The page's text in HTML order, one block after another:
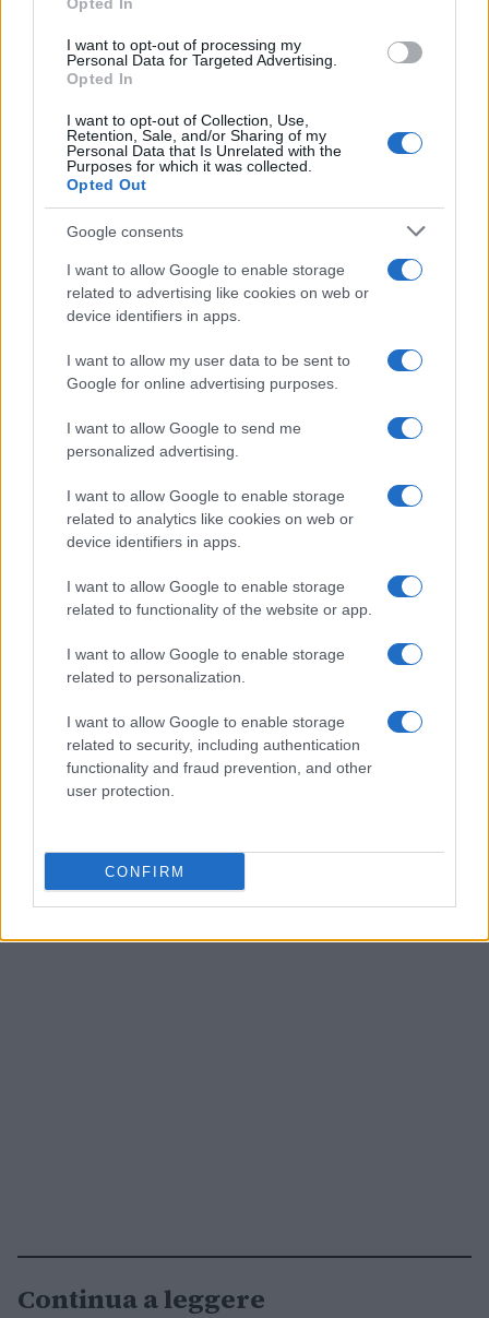
I want to opt-out of processing my
Personal Data for Targeted Advertising.
Opted In
I want to opt-out of Collection, Use,
Retention, Sale, and/or Sharing of my
Personal Data that Is Unrelated with the
Purposes for which it was collected.
Opted Out
Google consents
I want to allow Google to enable storage
related to advertising like cookies on web or
device identifiers in apps.
I want to allow my user data to be sent to
Google for online advertising purposes.
I want to allow Google to send me
personalized advertising.
I want to allow Google to enable storage
related to analytics like cookies on web or
device identifiers in apps.
I want to allow Google to enable storage
related to functionality of the website or app.
I want to allow Google to enable storage
related to personalization.
I want to allow Google to enable storage
related to security, including authentication
functionality and fraud prevention, and other
user protection.
CONFIRM
Valutare il formato
sale nelle gare centrali; in 2-3-2 l’inerzia può
cambiare su tre partite consecutive in
trasferta.
Pesare i tie-breakersuna squadra che ha vinto
i testa a testa spesso ha soluzioni strutturali
utili anche nella serie.
Leggere rotazioni e timeout
conservative e timeout “anti-onda” fuori.
Individuare gli aggiustamentivariazioni su
pick and roll, zona situazionale, riassegnazioni
difensive e set ATO sono segnali di regia
tecnica efficace.
struttura(seed e formato),disciplina
(tie-
breakers e gestione del rischio) e
(rotazioni, timeout, ritmo). Leggere questi livelli
consente di anticipare gli snodi decisivi e
comprendere perché alcune squadre, anche
senza il talento superiore, riescano a piegare
l’inerzia a proprio favore lungo il percorso.
Staff
Continua a leggere